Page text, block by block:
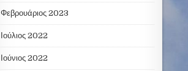
Φεβρουάριος 2023
Ιούλιος 2022
Ιούνιος 2022